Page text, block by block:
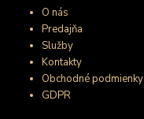
O nás
Predajňa
Služby
Kontakty
Obchodné podmienky
GDPR